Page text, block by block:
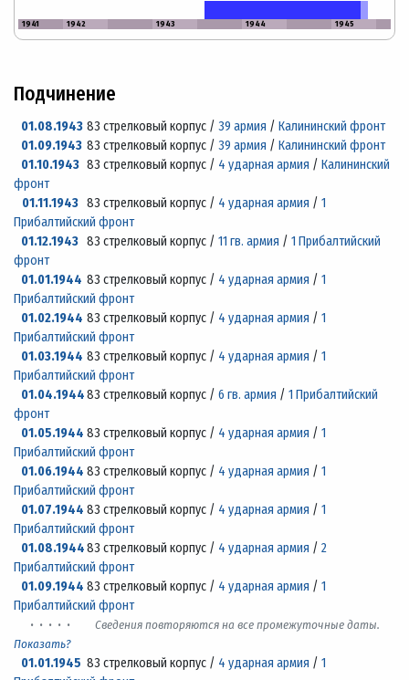
1941 1942 1943 1944 1945
Подчинение
01.08.194383 стрелковый корпус /39 армия /Калининский фронт
01.09.194383 стрелковый корпус /39 армия /Калининский фронт
01.10.194383 стрелковый корпус / 4 ударная армия /Калининский
фронт
01.11.1943 83 стрелковый корпус / 4 ударная армия /1
Прибалтийский фронт
01.12.1943 83 стрелковый корпус /11 гв. армия /1 Прибалтийский
фронт
01.01.194483 стрелковый корпус / 4 ударная армия /1
Прибалтийский фронт
01.02.194483 стрелковый корпус / 4 ударная армия /1
Прибалтийский фронт
01.03.194483 стрелковый корпус / 4 ударная армия /1
Прибалтийский фронт
01.04.194483 стрелковый корпус /6 гв. армия /1 Прибалтийский
фронт
01.05.194483 стрелковый корпус / 4 ударная армия /1
Прибалтийский фронт
01.06.194483 стрелковый корпус / 4 ударная армия /1
Прибалтийский фронт
01.07.194483 стрелковый корпус / 4 ударная армия /1
Прибалтийский фронт
01.08.194483 стрелковый корпус / 4 ударная армия /2
Прибалтийский фронт
01.09.194483 стрелковый корпус / 4 ударная армия /1
Прибалтийский фронт
· · · · ·
Сведения повторяются на все промежуточные даты.
Показать?
01.01.194583 стрелковый корпус / 4 ударная армия /1